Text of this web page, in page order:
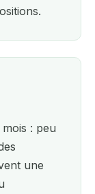
: peu
une